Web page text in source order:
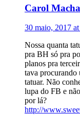
Carol
30 maio, 2017
Nossa quanta
pra BH só pra
planos pra
tava procurando
tatuar. Não
lupa do FB e
por lá?
http://